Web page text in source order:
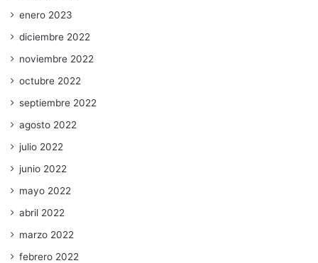
enero 2023
diciembre 2022
noviembre 2022
octubre 2022
septiembre 2022
agosto 2022
julio 2022
junio 2022
mayo 2022
abril 2022
marzo 2022
febrero 2022